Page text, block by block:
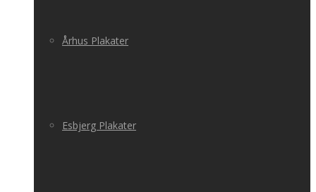
Århus Plakater
Esbjerg Plakater